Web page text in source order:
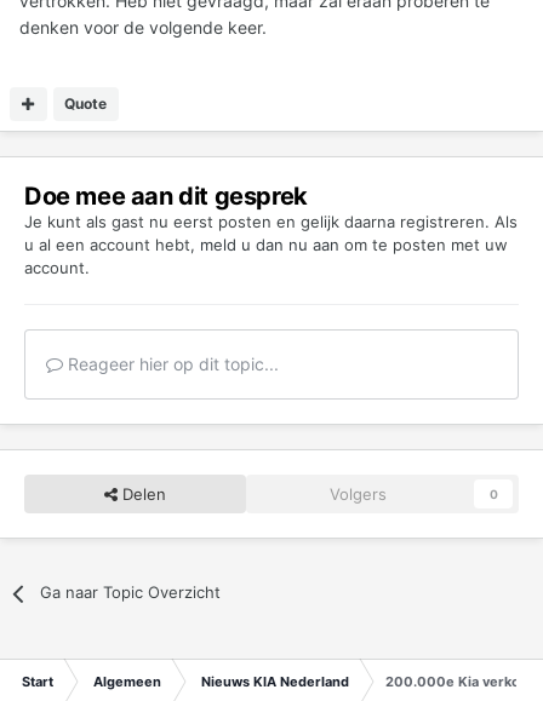
denken voor de volgende keer.
Quote
Doe mee aan dit gesprek
Je kunt als gast nu eerst posten en gelijk daarna registreren. Als
u al een account hebt, meld u dan nu aan om te posten met uw
account.
Reageer hier op dit topic...
Delen Volgers 0
Ga naar Topic Overzicht
Start Algemeen Nieuws KIA Nederland 200.000e Kia verkocht